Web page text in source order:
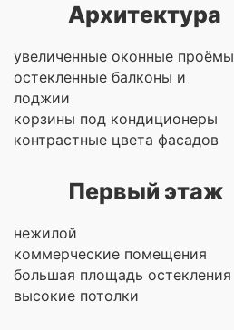
Архитектура
увеличенные оконные проёмы
остекленные балконы и
лоджии
корзины под кондиционеры
контрастные цвета фасадов
Первый этаж
нежилой
коммерческие помещения
большая площадь остекления
высокие потолки